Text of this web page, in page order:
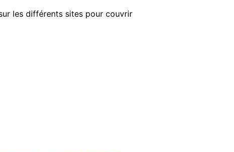
les différents sites pour couvrir